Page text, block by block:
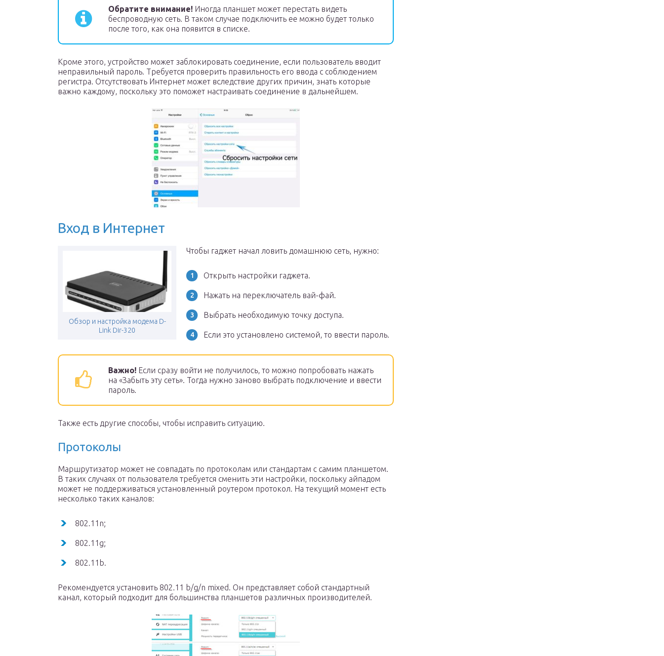
Обратите внимание! Иногда планшет может перестать видеть
беспроводную сеть. В таком случае подключить ее можно будет только
после того, как она появится в списке.
Кроме этого, устройство может заблокировать соединение, если пользователь вводит
неправильный пароль. Требуется проверить правильность его ввода с соблюдением
регистра. Отсутствовать Интернет может вследствие других причин, знать которые
важно каждому, поскольку это поможет настраивать соединение в дальнейшем.
Вход в Интернет
Обзор и настройка модема D-
Link Dir-320
Чтобы гаджет начал ловить домашнюю сеть, нужно:
Открыть настройки гаджета.
Нажать на переключатель вай-фай.
Выбрать необходимую точку доступа.
Если это установлено системой, то ввести пароль.
Важно! Если сразу войти не получилось, то можно попробовать нажать
на «Забыть эту сеть». Тогда нужно заново выбрать подключение и ввести
пароль.
Также есть другие способы, чтобы исправить ситуацию.
Протоколы
Маршрутизатор может не совпадать по протоколам или стандартам с самим планшетом.
В таких случаях от пользователя требуется сменить эти настройки, поскольку айпадом
может не поддерживаться установленный роутером протокол. На текущий момент есть
несколько таких каналов:
802.11n;
802.11g;
802.11b.
Рекомендуется установить 802.11 b/g/n mixed. Он представляет собой стандартный
канал, который подходит для большинства планшетов различных производителей.